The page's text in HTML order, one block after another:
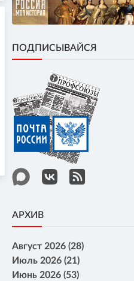
ПОДПИСЫВАЙСЯ
АРХИВ
Август 2026 (28)
Июль 2026 (21)
Июнь 2026 (53)